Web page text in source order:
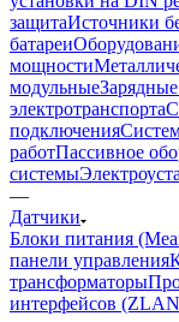
защитаИсточники
батареи
мощности
модульные
электротранспорта
подключения
работПассивное
системы
—
Датчики
Блоки питания
панели управления
трансформаторы
интерфейсов